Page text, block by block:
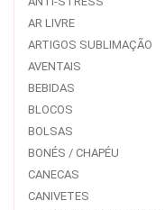
AR LIVRE
ARTIGOS SUBLIMAÇÃO
AVENTAIS
BEBIDAS
BLOCOS
BOLSAS
BONÉS / CHAPÉU
CANECAS
CANIVETES